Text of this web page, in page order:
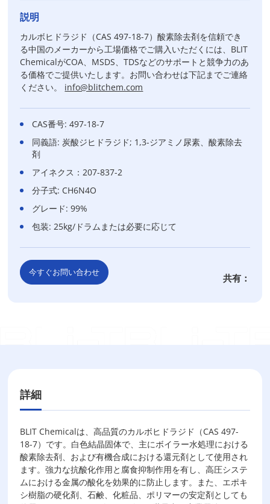
説明
カルボヒドラジド（CAS 497-18-7）酸素除去剤を信頼でき
る中国のメーカーから工場価格でご購入いただくには、BLIT
ChemicalがCOA、MSDS、TDSなどのサポートと競争力のあ
る価格でご提供いたします。お問い合わせは下記までご連絡
ください。 info@blitchem.com
CAS番号: 497-18-7
同義語: 炭酸ジヒドラジド; 1,3-ジアミノ尿素、酸素除去
剤
アイネクス：207-837-2
分子式: CH6N4O
グレード: 99%
包装: 25kg/ドラムまたは必要に応じて
今すぐお問い合わせ 共有：
詳細
BLIT Chemicalは、高品質のカルボヒドラジド（CAS 497-
18-7）です。白色結晶固体で、主にボイラー水処理における
酸素除去剤、および有機合成における還元剤として使用され
ます。強力な抗酸化作用と腐食抑制作用を有し、高圧システ
ムにおける金属の酸化を効果的に防止します。また、エポキ
シ樹脂の硬化剤、石鹸、化粧品、ポリマーの安定剤としても